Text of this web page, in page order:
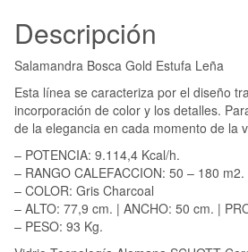
Descripción
Salamandra Bosca Gold Estufa Leña
Esta línea se caracteriza por el diseño
incorporación de color y los detalles.
de la elegancia en cada momento de la
– POTENCIA: 9.114,4 Kcal/h.
– RANGO CALEFACCION: 50 – 180 m2.
– COLOR: Gris Charcoal
– ALTO: 77,9 cm. | ANCHO: 50 cm. |
– PESO: 93 Kg.